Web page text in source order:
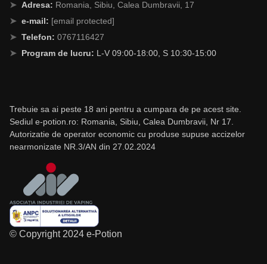
Adresa: Romania, Sibiu, Calea Dumbravii, 17
e-mail: [email protected]
Telefon: 0767116427
Program de lucru: L-V 09:00-18:00, S 10:30-15:00
Trebuie sa ai peste 18 ani pentru a cumpara de pe acest site.
Sediul e-potion.ro: Romania, Sibiu, Calea Dumbravii, Nr 17.
Autorizatie de operator economic cu produse supuse accizelor
nearmonizate NR.3/AN din 27.02.2024
© Copyright 2024 e-Potion